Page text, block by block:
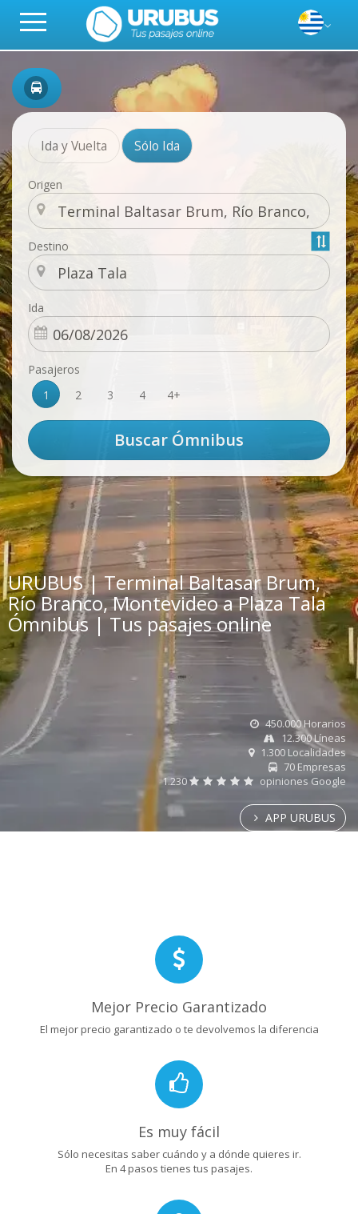
Ida y Vuelta Sólo Ida
Origen
Destino
Ida
Pasajeros
1
2 3 4 4+
URUBUS | Terminal Baltasar Brum,
Río Branco, Montevideo a Plaza Tala
Ómnibus | Tus pasajes online
450.000 Horarios
12.300 Líneas
1.300 Localidades
70 Empresas
1.230
opiniones Google
APP URUBUS
Mejor Precio Garantizado
El mejor precio garantizado o te devolvemos la diferencia
Es muy fácil
Sólo necesitas saber cuándo y a dónde quieres ir.
En 4 pasos tienes tus pasajes.